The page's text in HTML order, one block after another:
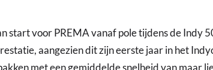
start voor PREMA vanaf pole tijdens de Indy
aangezien dit zijn eerste jaar in het
met een gemiddelde snelheid van maar